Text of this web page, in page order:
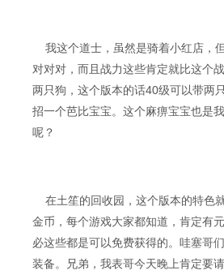
我这个道士，虽然是骑着小红店，
对对对，而且战力这些肯定就比这个
两只狗，这个版本的话40级可以带两
招一个芭比宝宝。这个麻痹宝宝也是
呢？
在土笙的回收园，这个版本的特色
金币，每个游戏大家都知道，肯定有
必这些都是可以免费获得的。哇塞哥
装备。兄弟，我表哥今天晚上肯定要